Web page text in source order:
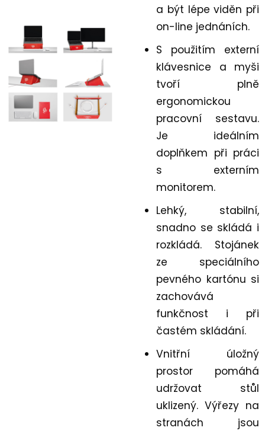
a být lépe viděn při
on-line jednáních.
S použitím externí
klávesnice a myši
tvoří plně
ergonomickou
pracovní sestavu.
Je ideálním
doplňkem při práci
s externím
monitorem.
Lehký, stabilní,
snadno se skládá i
rozkládá. Stojánek
ze speciálního
pevného kartónu si
zachovává
funkčnost i při
častém skládání.
Vnitřní úložný
prostor pomáhá
udržovat stůl
uklizený. Výřezy na
stranách jsou